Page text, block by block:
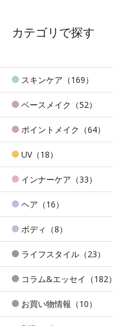
カテゴリで探す
スキンケア（169）
ベースメイク（52）
ポイントメイク（64）
UV（18）
インナーケア（33）
ヘア（16）
ボディ（8）
ライフスタイル（23）
コラム&エッセイ（182）
お買い物情報（10）